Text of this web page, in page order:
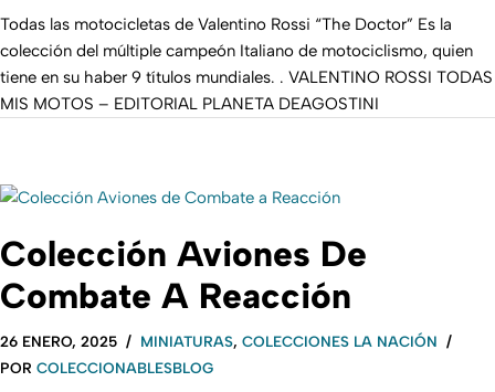
Todas las motocicletas de Valentino Rossi “The Doctor” Es la
colección del múltiple campeón Italiano de motociclismo, quien
tiene en su haber 9 títulos mundiales. . VALENTINO ROSSI TODAS
MIS MOTOS – EDITORIAL PLANETA DEAGOSTINI
Colección Aviones De
Combate A Reacción
26 ENERO, 2025 MINIATURAS, COLECCIONES LA NACIÓN
POR COLECCIONABLESBLOG